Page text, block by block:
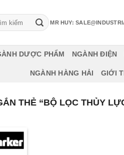
MR HUY:
DƯỢC PHẨM NGÀNH ĐIỆN
NGÀNH HÀNG HẢI GIỚI
THẺ “BỘ LỌC THỦY